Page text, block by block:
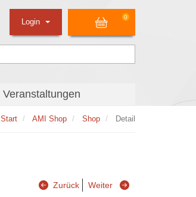
0
Login
Veranstaltungen
Start AMI Shop Shop Detail
Zurück Weiter